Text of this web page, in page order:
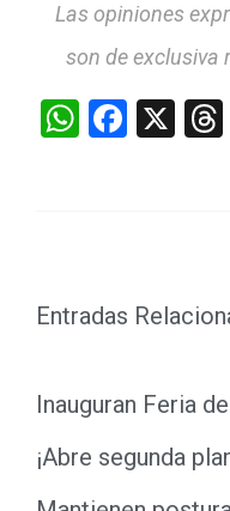
Las opiniones
son de exclusiva
X
Entradas
Inauguran Feria
¡Abre segunda